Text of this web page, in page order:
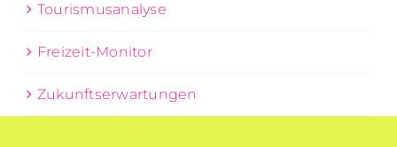
Tourismusanalyse
Freizeit-Monitor
Zukunftserwartungen